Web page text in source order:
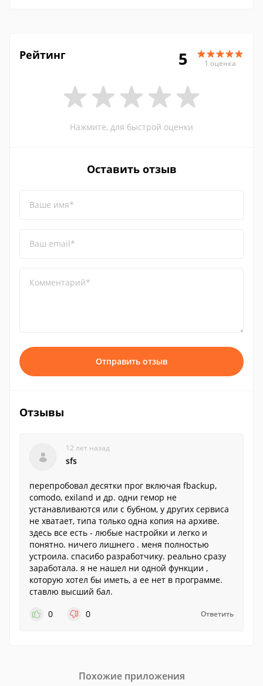
Рейтинг 5 1 оценка
Нажмите, для быстрой оценки
Оставить отзыв
Ваше имя*
Ваш email*
Комментарий*
Отправить отзыв
Отзывы
12 лет назад
sfs
перепробовал десятки прог включая fbackup,
comodo, exiland и др. одни гемор не
устанавливаются или с бубном, у других сервиса
не хватает, типа только одна копия на архиве.
здесь все есть - любые настройки и легко и
понятно. ничего лишнего . меня полностью
устроила. спасибо разработчику. реально сразу
заработала. я не нашел ни одной функции ,
которую хотел бы иметь, а ее нет в программе.
ставлю высший бал.
0
0 Ответить
Похожие приложения